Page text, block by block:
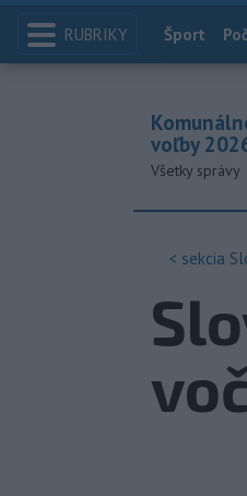
RUBRIKY Index
Šport
voľby
Všetky správy
< sekcia